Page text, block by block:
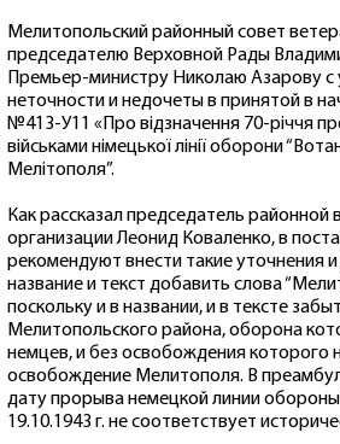
Мелитопольский районный совет
председателю Верховной Рады
Премьер-министру Николаю Азарову с
неточности и недочеты в принятой в
№413-У11 «Про відзначення 70-річчя
військами німецької лінії оборони
Мелітополя”.
Как рассказал председатель районной
организации Леонид Коваленко, в
рекомендуют внести такие уточнения
название и текст добавить слова
поскольку и в названии, и в тексте
Мелитопольского района, оборона
немцев, и без освобождения
освобождение Мелитополя. В
дату прорыва немецкой линии обороны
19.10.1943 г. не соответствует